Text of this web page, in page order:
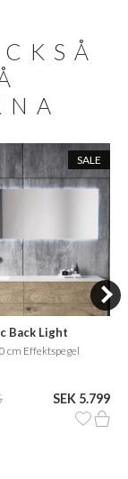
SALE
Back Light
cm Effektspegel
SEK 5.799